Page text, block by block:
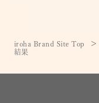
iroha Brand Site Top
結果